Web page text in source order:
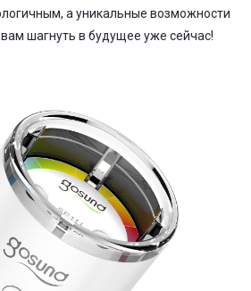
а уникальные возможности
шагнуть в будущее уже сейчас!